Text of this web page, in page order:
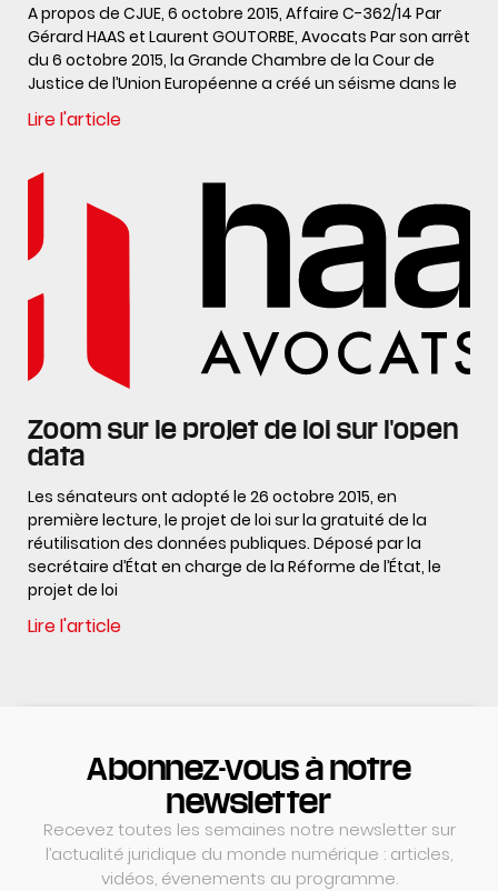
A propos de CJUE, 6 octobre 2015, Affaire C-362/14 Par
Gérard HAAS et Laurent GOUTORBE, Avocats Par son arrêt
du 6 octobre 2015, la Grande Chambre de la Cour de
Justice de l’Union Européenne a créé un séisme dans le
Lire l'article
Zoom sur le projet de loi sur l'open
data
Les sénateurs ont adopté le 26 octobre 2015, en
première lecture, le projet de loi sur la gratuité de la
réutilisation des données publiques. Déposé par la
secrétaire d’État en charge de la Réforme de l’État, le
projet de loi
Lire l'article
Abonnez-vous à notre
newsletter
Recevez toutes les semaines notre newsletter sur
l’actualité juridique du monde numérique : articles,
vidéos, évenements au programme.